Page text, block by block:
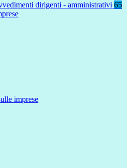
dirigenti - amministrativi 65
imprese